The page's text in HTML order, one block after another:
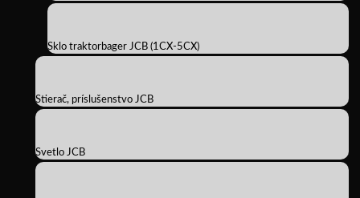
Sklo traktorbager JCB (1CX-5CX)
Stierač, príslušenstvo JCB
Svetlo JCB